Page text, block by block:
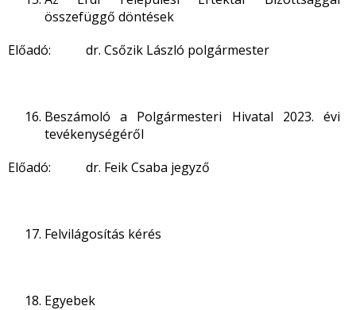
összefüggő döntések
Előadó: dr. Csőzik László polgármester
Beszámoló a Polgármesteri Hivatal 2023. évi
tevékenységéről
Előadó: dr. Feik Csaba jegyző
Felvilágosítás kérés
Egyebek